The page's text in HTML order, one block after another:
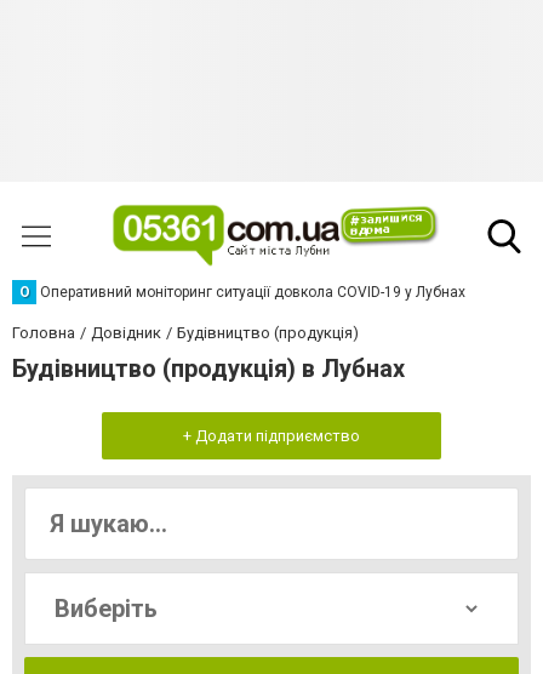
О Оперативний моніторинг ситуації довкола COVID-19 у Лубнах
Головна Довідник Будівництво (продукція)
Будівництво (продукція) в Лубнах
+ Додати підприємство